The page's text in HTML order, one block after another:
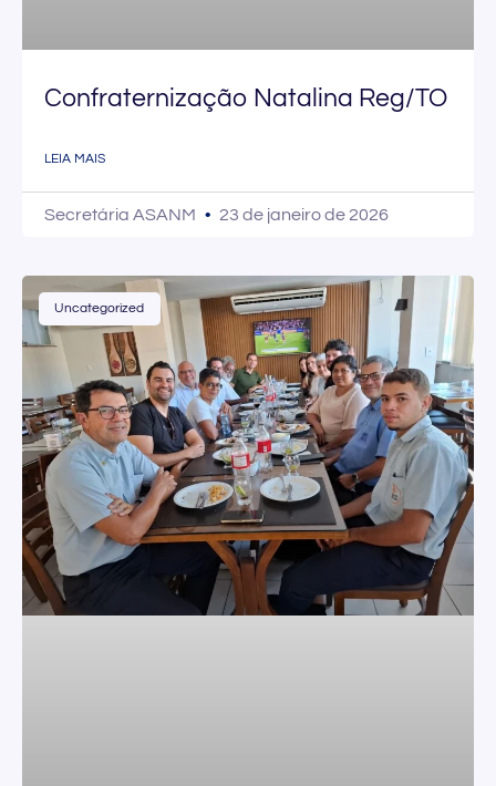
Confraternização Natalina Reg/TO
LEIA MAIS
Secretária ASANM 23 de janeiro de 2026
Uncategorized